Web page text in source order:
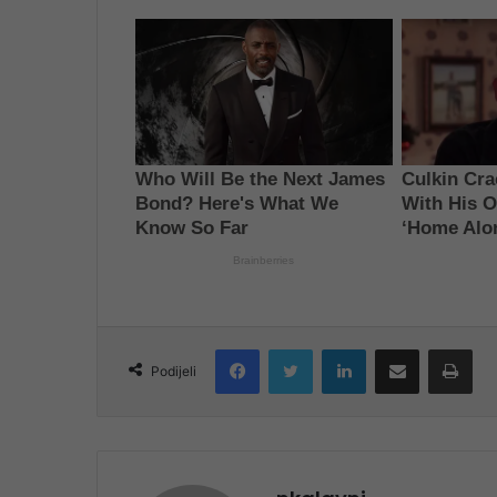
Podijeli
FacebookTwitter LinkedInShare via Email